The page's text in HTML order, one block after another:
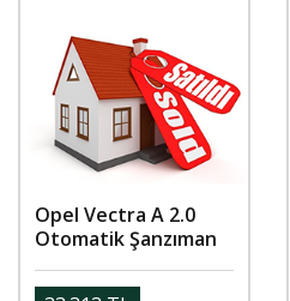
Opel Vectra A 2.0
Otomatik Şanzıman